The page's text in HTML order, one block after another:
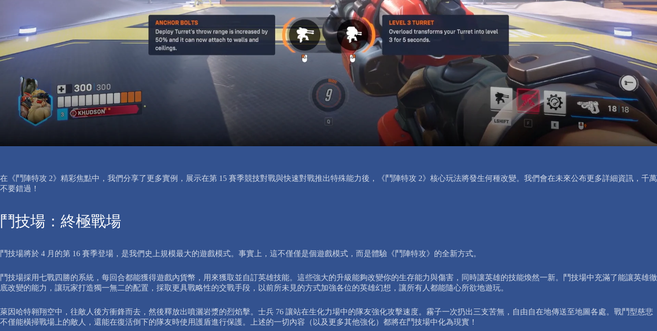
在《鬥陣特攻 2》精彩焦點中，我們分享了更多實例，展示在第 15 賽季競技對戰與快速對戰推出特殊能力後，《鬥陣特攻 2》核心玩法將發生何種改變。我們會在未來公布更多詳細資訊，千萬
不要錯過！
鬥技場：終極戰場
鬥技場將於 4 月的第 16 賽季登場，是我們史上規模最大的遊戲模式。事實上，這不僅僅是個遊戲模式，而是體驗《鬥陣特攻》的全新方式。
鬥技場採用七戰四勝的系統，每回合都能獲得遊戲內貨幣，用來獲取並自訂英雄技能。這些強大的升級能夠改變你的生存能力與傷害，同時讓英雄的技能煥然一新。鬥技場中充滿了能讓英雄徹
底改變的能力，讓玩家打造獨一無二的配置，採取更具戰略性的交戰手段，以前所未見的方式加強各位的英雄幻想，讓所有人都能隨心所欲地遊玩。
萊因哈特翱翔空中，往敵人後方衝鋒而去，然後釋放出噴灑岩漿的烈焰擊。士兵 76 讓站在生化力場中的隊友強化攻擊速度。霧子一次扔出三支苦無，自由自在地傳送至地圖各處。戰鬥型慈悲
不僅能橫掃戰場上的敵人，還能在復活倒下的隊友時使用護盾進行保護。上述的一切內容（以及更多其他強化）都將在鬥技場中化為現實！